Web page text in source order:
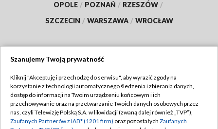
OPOLE / POZNAŃ / RZESZÓW /
SZCZECIN / WARSZAWA / WROCŁAW
TVP
Abonament TVP
Emisja w TVP
Regulamin TVP
Polityka prywatności
Szanujemy Twoją prywatność
Kliknij "Akceptuję i przechodzę do serwisu", aby wyrazić zgody na
korzystanie z technologii automatycznego śledzenia i zbierania danych,
dostęp do informacji na Twoim urządzeniu końcowym i ich
przechowywanie oraz na przetwarzanie Twoich danych osobowych przez
nas, czyli Telewizję Polską S.A. w likwidacji (zwaną dalej również „TVP”),
Zaufanych Partnerów z IAB* (1201 firm) oraz pozostałych Zaufanych